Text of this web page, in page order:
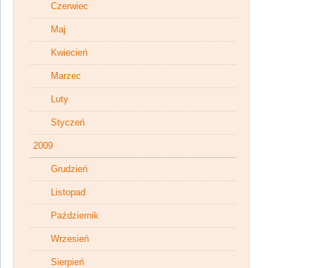
Czerwiec
Maj
Kwiecień
Marzec
Luty
Styczeń
2009
Grudzień
Listopad
Październik
Wrzesień
Sierpień